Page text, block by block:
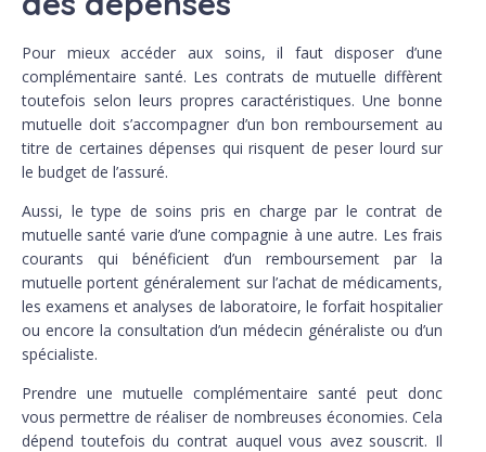
Pour mieux accéder aux soins, il faut disposer d’une
complémentaire santé. Les contrats de mutuelle diffèrent
toutefois selon leurs propres caractéristiques. Une bonne
mutuelle doit s’accompagner d’un bon remboursement au
titre de certaines dépenses qui risquent de peser lourd sur
le budget de l’assuré.
Aussi, le type de soins pris en charge par le contrat de
mutuelle santé varie d’une compagnie à une autre. Les frais
courants qui bénéficient d’un remboursement par la
mutuelle portent généralement sur l’achat de médicaments,
les examens et analyses de laboratoire, le forfait hospitalier
ou encore la consultation d’un médecin généraliste ou d’un
spécialiste.
Prendre une mutuelle complémentaire santé peut donc
vous permettre de réaliser de nombreuses économies. Cela
dépend toutefois du contrat auquel vous avez souscrit. Il